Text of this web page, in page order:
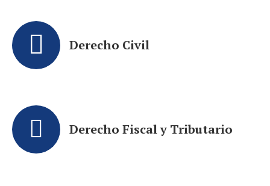
Derecho Civil
Derecho Fiscal y Tributario